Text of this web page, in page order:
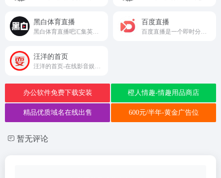
黑白体育直播 百度直播
汪洋的首页
办公软件免费下载安装 橙人情趣-情趣用品商店
精品优质域名在线出售 600元/半年-黄金广告位
暂无评论